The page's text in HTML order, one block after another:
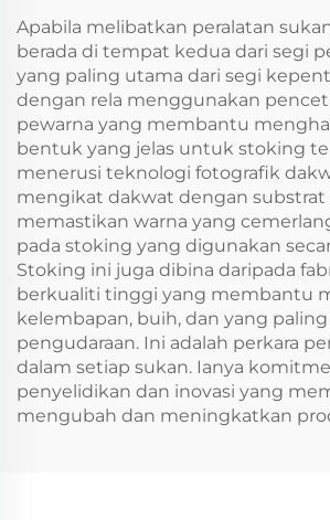
Apabila melibatkan peralatan
berada di tempat kedua dari segi
yang paling utama dari segi
dengan rela menggunakan
pewarna yang membantu
bentuk yang jelas untuk stoking
menerusi teknologi fotografik
mengikat dakwat dengan substrat
memastikan warna yang
pada stoking yang digunakan
Stoking ini juga dibina daripada
berkualiti tinggi yang membantu
kelembapan, buih, dan yang
pengudaraan. Ini adalah perkara
dalam setiap sukan. Ianya
penyelidikan dan inovasi yang
mengubah dan meningkatkan